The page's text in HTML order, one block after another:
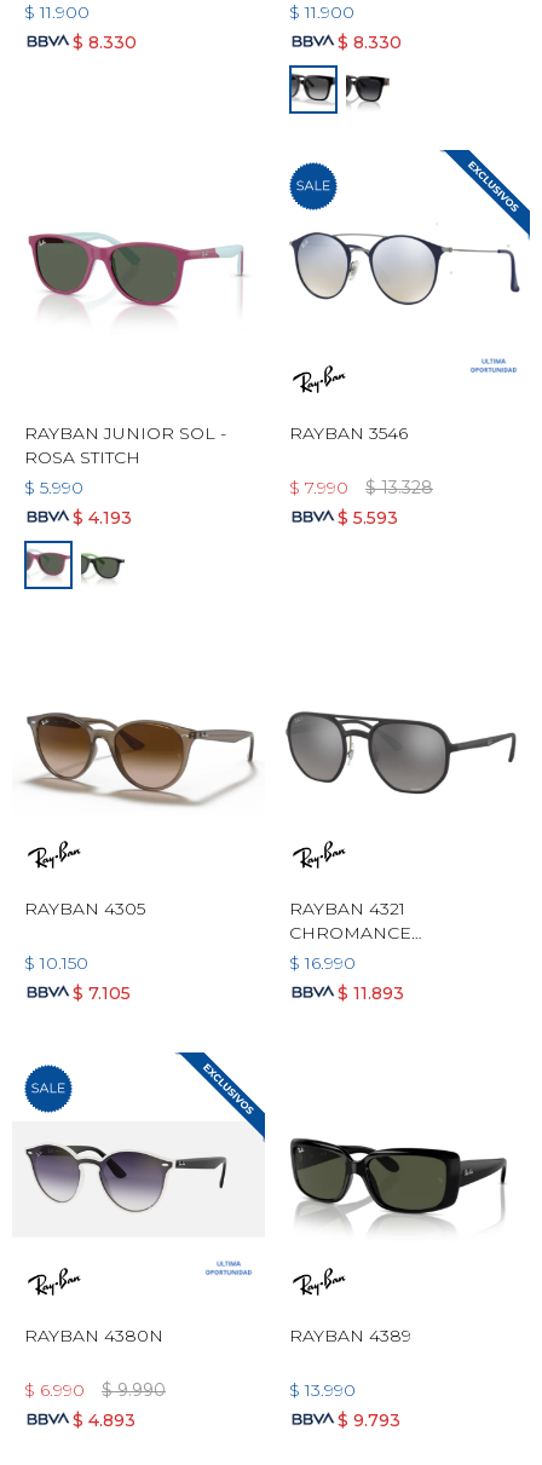
$ 11.900
$ 8.330
$ 11.900
$ 8.330
RAYBAN JUNIOR SOL -
ROSA STITCH
$ 5.990
$ 4.193
RAYBAN 3546
$ 7.990 $ 13.328
$ 5.593
RAYBAN 4305
$ 10.150
$ 7.105
RAYBAN 4321
CHROMANCE
POLARIZADO
$ 16.990
$ 11.893
RAYBAN 4380N
$ 6.990 $ 9.990
$ 4.893
RAYBAN 4389
$ 13.990
$ 9.793